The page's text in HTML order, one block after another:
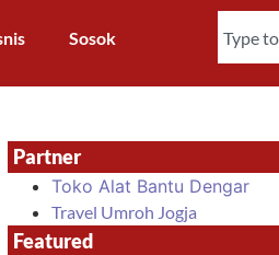
Sosok
Partner
Toko Alat Bantu Dengar
Travel Umroh Jogja
Featured